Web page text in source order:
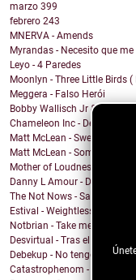
marzo 399
febrero 243
MNERVA - Amends
Myrandas - Necesito que
Leyo - 4 Paredes
Moonlyn - Three Little Birds
Meggera - Falso Herói
Bobby Wallisch Jr & Acid.
Chameleon Inc - Death on
Matt McLean - Sweet
Matt McLean - Somewhere in
Mother of Loudness - From
Danny L Amour - Dont Hold
The Not Nows - Sandy and
Estival - Weightless
Notbrian - Take me back
Desvirtual - Tras el cristal
Debekup - No tengo miedo
Catastrophenom - This